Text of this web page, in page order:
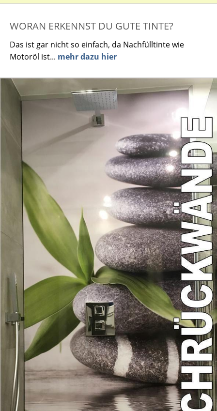
WORAN ERKENNST DU GUTE TINTE?
Das ist gar nicht so einfach, da Nachfülltinte wie
Motoröl ist... mehr dazu hier